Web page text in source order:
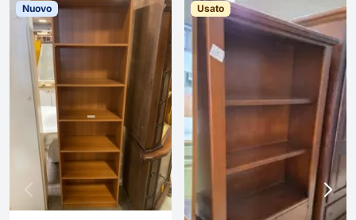
Nuovo Usato